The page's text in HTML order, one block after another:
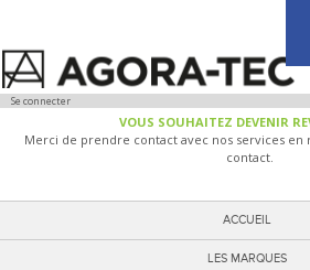
Se connecter
VOUS SOUHAITEZ DEVENIR
Merci de prendre contact avec nos services
contact.
ACCUEIL
LES MARQUES